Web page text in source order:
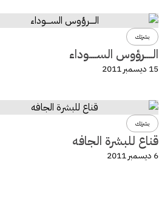
بشرتك
الــــرؤوس الســــوداء
15 ديسمبر 2011
بشرتك
قناع للبشرة الجافه
6 ديسمبر 2011